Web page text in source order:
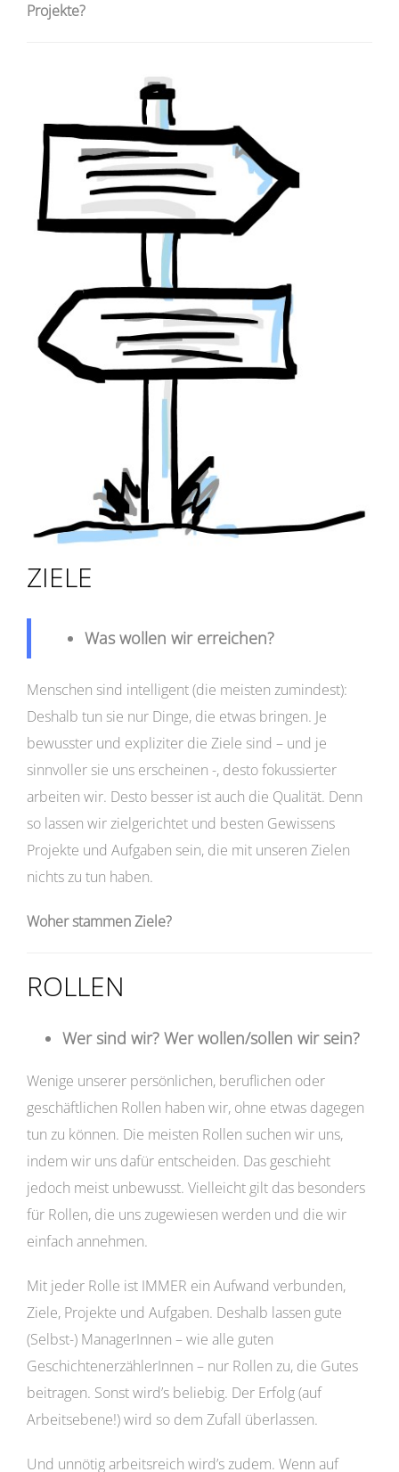
Projekte?
ZIELE
Was wollen wir erreichen?
Menschen sind intelligent (die meisten zumindest):
Deshalb tun sie nur Dinge, die etwas bringen. Je
bewusster und expliziter die Ziele sind – und je
sinnvoller sie uns erscheinen -, desto fokussierter
arbeiten wir. Desto besser ist auch die Qualität. Denn
so lassen wir zielgerichtet und besten Gewissens
Projekte und Aufgaben sein, die mit unseren Zielen
nichts zu tun haben.
Woher stammen Ziele?
ROLLEN
Wer sind wir? Wer wollen/sollen wir sein?
Wenige unserer persönlichen, beruflichen oder
geschäftlichen Rollen haben wir, ohne etwas dagegen
tun zu können. Die meisten Rollen suchen wir uns,
indem wir uns dafür entscheiden. Das geschieht
jedoch meist unbewusst. Vielleicht gilt das besonders
für Rollen, die uns zugewiesen werden und die wir
einfach annehmen.
Mit jeder Rolle ist IMMER ein Aufwand verbunden,
Ziele, Projekte und Aufgaben. Deshalb lassen gute
(Selbst-) ManagerInnen – wie alle guten
GeschichtenerzählerInnen – nur Rollen zu, die Gutes
beitragen. Sonst wird’s beliebig. Der Erfolg (auf
Arbeitsebene!) wird so dem Zufall überlassen.
Und unnötig arbeitsreich wird’s zudem. Wenn auf